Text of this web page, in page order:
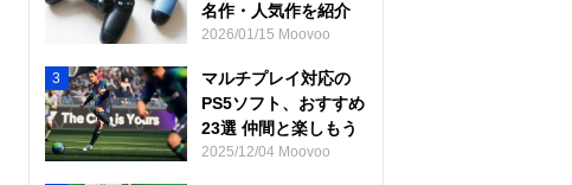
名作・人気作を紹介
2026/01/15 Moovoo
3
マルチプレイ対応の
PS5ソフト、おすすめ
23選 仲間と楽しもう
2025/12/04 Moovoo